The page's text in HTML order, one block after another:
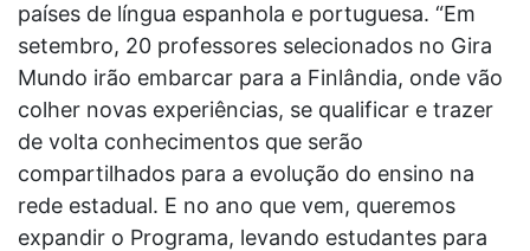
países de língua espanhola e portuguesa. “Em
setembro, 20 professores selecionados no Gira
Mundo irão embarcar para a Finlândia, onde vão
colher novas experiências, se qualificar e trazer
de volta conhecimentos que serão
compartilhados para a evolução do ensino na
rede estadual. E no ano que vem, queremos
expandir o Programa, levando estudantes para